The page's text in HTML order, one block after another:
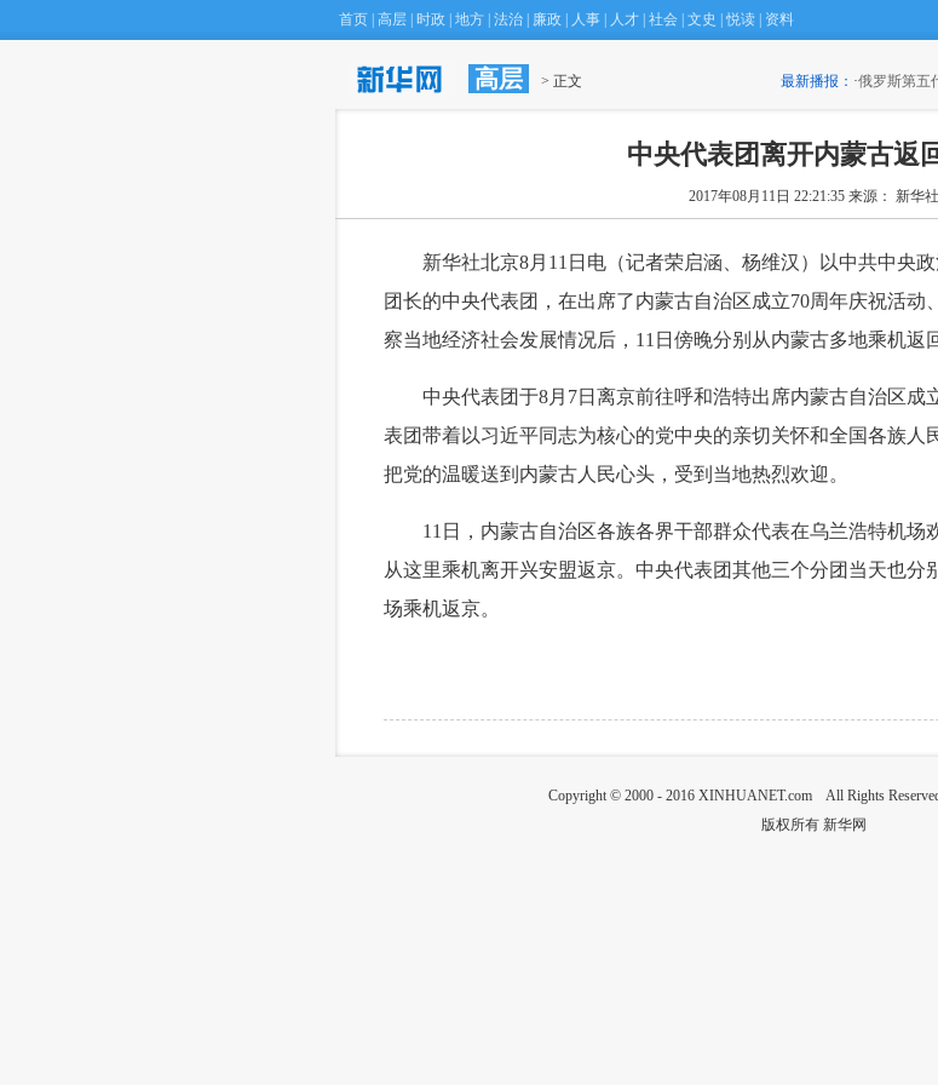
首页 高层 时政 地方 法治 廉政 人事 人才 社会 文史 悦读 资料
高层 > 正文 最新播报：
·俄罗斯第五代战
中央代表团离开内蒙古返
2017年08月11日 22:21:35 来源： 新华社
新华社北京8月11日电（记者荣启涵、杨维汉）以中共中央政
团长的中央代表团，在出席了内蒙古自治区成立70周年庆祝活
察当地经济社会发展情况后，11日傍晚分别从内蒙古多地乘机返
中央代表团于8月7日离京前往呼和浩特出席内蒙古自治区成
表团带着以习近平同志为核心的党中央的亲切关怀和全国各族人
把党的温暖送到内蒙古人民心头，受到当地热烈欢迎。
11日，内蒙古自治区各族各界干部群众代表在乌兰浩特机场
从这里乘机离开兴安盟返京。中央代表团其他三个分团当天也分
场乘机返京。
Copyright © 2000 - 2016 XINHUANET.com All Rights
版权所有 新华网